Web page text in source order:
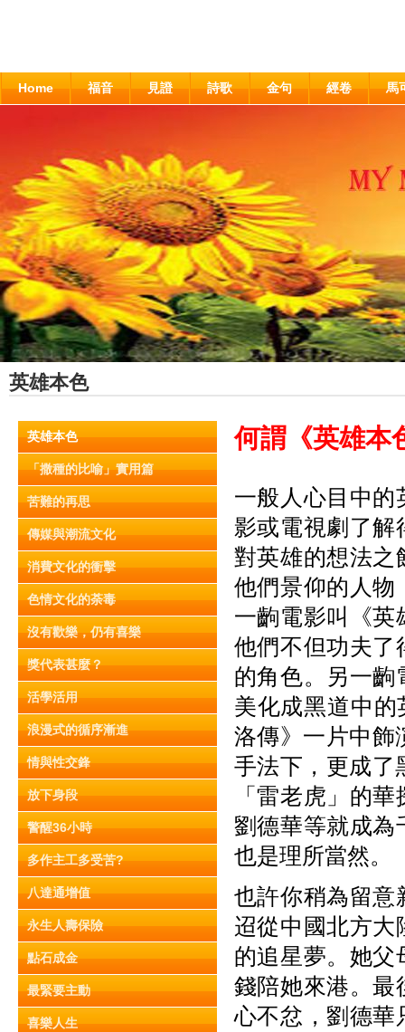
Home 福音 見證 詩歌 金句 經卷 馬
英雄本色
英雄本色
「撒種的比喻」實用篇
苦難的再思
傳媒與潮流文化
消費文化的衝擊
色情文化的荼毒
沒有歡樂，仍有喜樂
獎代表甚麼？
活學活用
浪漫式的循序漸進
情與性交鋒
放下身段
警醒36小時
多作主工多受苦?
八達通增值
永生人壽保險
點石成金
最緊要主動
喜樂人生
何謂《英雄本
一般人心目中的
影或電視劇了解
對英雄的想法之
他們景仰的人物
一齣電影叫《英
他們不但功夫了
的角色。另一齣
美化成黑道中
洛傳》一片中飾
手法下，更成了
「雷老虎」的
劉德華等就成為
也是理所當然。
也許你稍為留意
迢從中國北方大
的追星夢。她父
錢陪她來港。最
心不忿，劉德華